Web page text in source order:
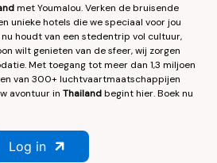
met Youmalou. Verken de bruisende
unieke hotels die we speciaal voor jou
houdt van een stedentrip vol cultuur,
wilt genieten van de sfeer, wij zorgen
Met toegang tot meer dan 1,3 miljoen
van 300+ luchtvaartmaatschappijen
avontuur in Thailandbegint hier. Boek nu
Log in